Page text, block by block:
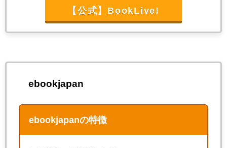
【公式】BookLive!
ebookjapan
ebookjapanの特徴